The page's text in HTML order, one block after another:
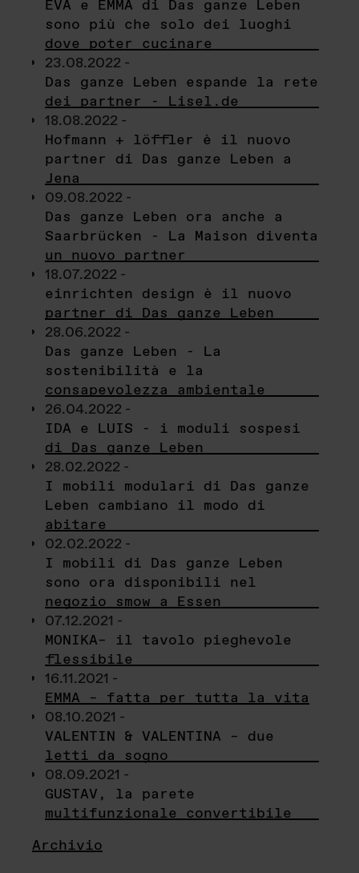
EVA e EMMA di Das ganze Leben
sono più che solo dei luoghi
dove poter cucinare
23.08.2022 -
Das ganze Leben espande la rete
dei partner - Lisel.de
18.08.2022 -
Hofmann + löffler è il nuovo
partner di Das ganze Leben a
Jena
09.08.2022 -
Das ganze Leben ora anche a
Saarbrücken - La Maison diventa
un nuovo partner
18.07.2022 -
einrichten design è il nuovo
partner di Das ganze Leben
28.06.2022 -
Das ganze Leben - La
sostenibilità e la
consapevolezza ambientale
26.04.2022 -
IDA e LUIS - i moduli sospesi
di Das ganze Leben
28.02.2022 -
I mobili modulari di Das ganze
Leben cambiano il modo di
abitare
02.02.2022 -
I mobili di Das ganze Leben
sono ora disponibili nel
negozio smow a Essen
07.12.2021 -
MONIKA– il tavolo pieghevole
flessibile
16.11.2021 -
EMMA – fatta per tutta la vita
08.10.2021 -
VALENTIN & VALENTINA – due
letti da sogno
08.09.2021 -
GUSTAV, la parete
multifunzionale convertibile
Archivio